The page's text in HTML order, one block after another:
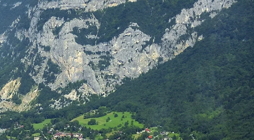
PRÉSERVER
Natura 2000
VALORISER
Accueil du public (MDS)